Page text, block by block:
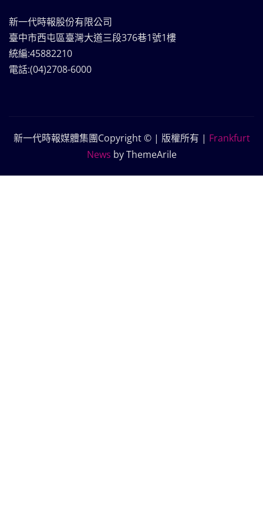
新一代時報股份有限公司
臺中市西屯區臺灣大道三段376巷1號1樓
統編:45882210
電話:(04)2708-6000
新一代時報媒體集團Copyright © | 版權所有 | Frankfurt
News by ThemeArile